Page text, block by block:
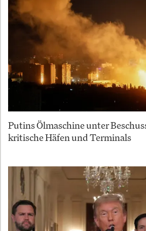
Putins Ölmaschine unter
kritische Häfen und Terminals